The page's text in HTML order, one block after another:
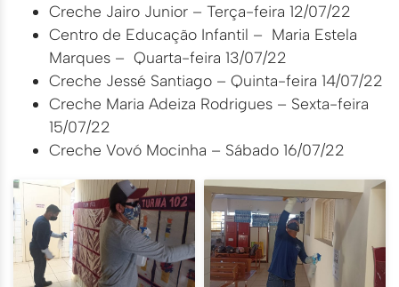
Creche Jairo Junior – Terça-feira 12/07/22
Centro de Educação Infantil – Maria Estela
Marques – Quarta-feira 13/07/22
Creche Jessé Santiago – Quinta-feira 14/07/22
Creche Maria Adeiza Rodrigues – Sexta-feira
15/07/22
Creche Vovó Mocinha – Sábado 16/07/22